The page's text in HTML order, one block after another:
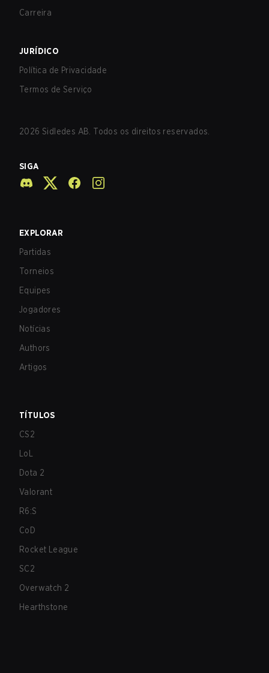
Carreira
JURÍDICO
Política de Privacidade
Termos de Serviço
2026 Sidledes AB. Todos os direitos reservados.
SIGA
EXPLORAR
Partidas
Torneios
Equipes
Jogadores
Notícias
Authors
Artigos
TÍTULOS
CS2
LoL
Dota 2
Valorant
R6:S
CoD
Rocket League
SC2
Overwatch 2
Hearthstone